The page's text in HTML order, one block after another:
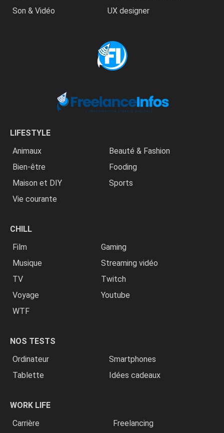
Son & Vidéo
UX designer
LIFESTYLE
Animaux
Beauté & Fashion
Bien-être
Fooding
Maison et DIY
Sports
Vie courante
CHILL
Film
Gaming
Musique
Streaming vidéo
TV
Twitch
Voyage
Youtube
WTF
NOS TESTS
Ordinateur
Smartphones
Tablette
Idées cadeaux
WORK LIFE
Carrière
Freelancing